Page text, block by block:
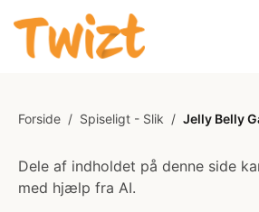
Forside / Spiseligt - Slik / Jelly Belly
Dele af indholdet på denne side
med hjælp fra AI.